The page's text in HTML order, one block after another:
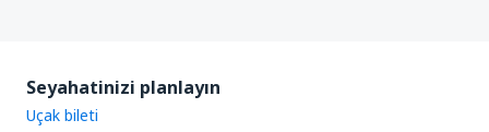
Seyahatinizi planlayın
Uçak bileti